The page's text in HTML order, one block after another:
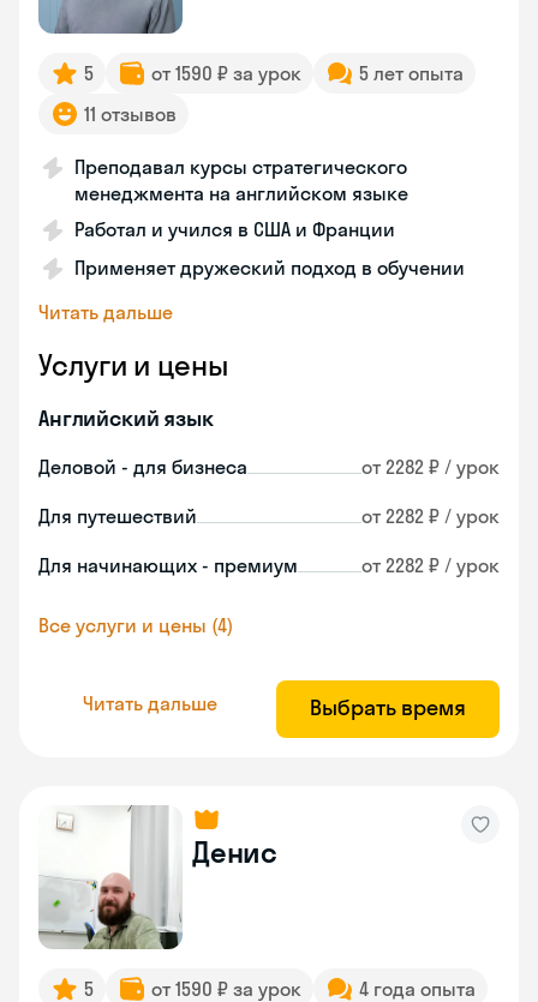
5 от 1590 ₽ за урок
5 лет опыта
11 отзывов
Преподавал курсы стратегического
менеджмента на английском языке
Работал и учился в США и Франции
Применяет дружеский подход в обучении
Читать дальше
Услуги и цены
Английский язык
Деловой - для бизнеса от 2282 ₽ / урок
Для путешествий от 2282 ₽ / урок
Для начинающих - премиум от 2282 ₽ / урок
Все услуги и цены (4)
Читать дальше Выбрать время
Денис
5 от 1590 ₽ за урок
4 года опыта